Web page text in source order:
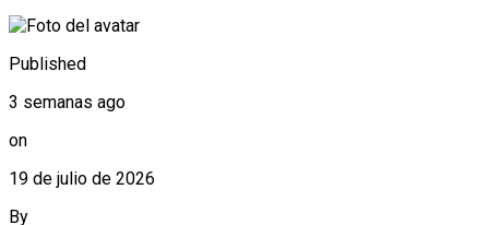
Published
3 semanas ago
on
19 de julio de 2026
By